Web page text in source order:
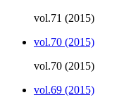
vol.71 (2015)
vol.70 (2015)
vol.70 (2015)
vol.69 (2015)